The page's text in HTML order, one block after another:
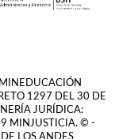
1297 DEL 30 DE
JURÍDICA:
MINJUSTICIA. © -